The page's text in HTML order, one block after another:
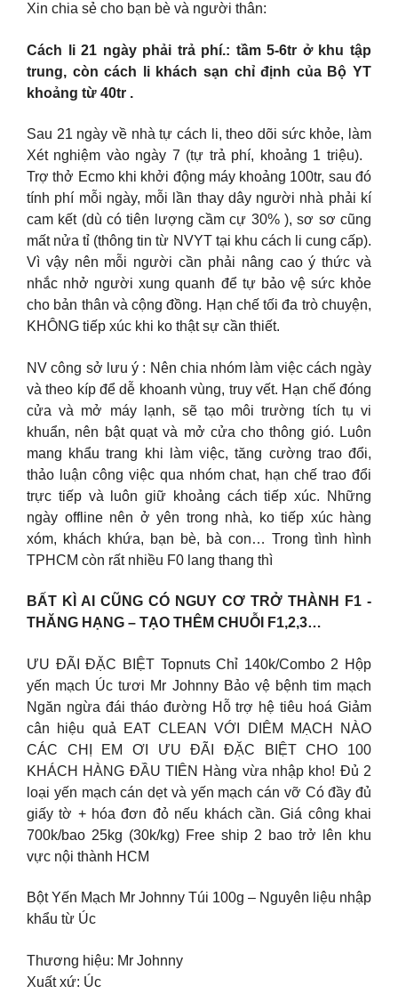
Xin chia sẻ cho bạn bè và người thân:
Cách li 21 ngày phải trả phí.: tầm 5-6tr ở khu tập
trung, còn cách li khách sạn chỉ định của Bộ YT
khoảng từ 40tr .
Sau 21 ngày về nhà tự cách li, theo dõi sức khỏe, làm
Xét nghiệm vào ngày 7 (tự trả phí, khoảng 1 triệu).
Trợ thở Ecmo khi khởi động máy khoảng 100tr, sau đó
tính phí mỗi ngày, mỗi lần thay dây người nhà phải kí
cam kết (dù có tiên lượng cầm cự 30% ), sơ sơ cũng
mất nửa tỉ (thông tin từ NVYT tại khu cách li cung cấp).
Vì vậy nên mỗi người cần phải nâng cao ý thức và
nhắc nhở người xung quanh để tự bảo vệ sức khỏe
cho bản thân và cộng đồng. Hạn chế tối đa trò chuyện,
KHÔNG tiếp xúc khi ko thật sự cần thiết.
NV công sở lưu ý : Nên chia nhóm làm việc cách ngày
và theo kíp để dễ khoanh vùng, truy vết. Hạn chế đóng
cửa và mở máy lạnh, sẽ tạo môi trường tích tụ vi
khuẩn, nên bật quạt và mở cửa cho thông gió. Luôn
mang khẩu trang khi làm việc, tăng cường trao đổi,
thảo luận công việc qua nhóm chat, hạn chế trao đổi
trực tiếp và luôn giữ khoảng cách tiếp xúc. Những
ngày offline nên ở yên trong nhà, ko tiếp xúc hàng
xóm, khách khứa, bạn bè, bà con… Trong tình hình
TPHCM còn rất nhiều F0 lang thang thì
BẤT KÌ AI CŨNG CÓ NGUY CƠ TRỞ THÀNH F1 -
THĂNG HẠNG – TẠO THÊM CHUỖI F1,2,3… ️
ƯU ĐÃI ĐẶC BIỆT Topnuts Chỉ 140k/Combo 2 Hộp
yến mạch Úc tươi Mr Johnny Bảo vệ bệnh tim mạch
Ngăn ngừa đái tháo đường Hỗ trợ hệ tiêu hoá Giảm
cân hiệu quả EAT CLEAN VỚI DIÊM MẠCH NÀO
CÁC CHỊ EM ƠI ƯU ĐÃI ĐẶC BIỆT CHO 100
KHÁCH HÀNG ĐẦU TIÊN Hàng vừa nhập kho! Đủ 2
loại yến mạch cán dẹt và yến mạch cán vỡ Có đầy đủ
giấy tờ + hóa đơn đỏ nếu khách cần. Giá công khai
700k/bao 25kg (30k/kg) Free ship 2 bao trở lên khu
vực nội thành HCM
Bột Yến Mạch Mr Johnny Túi 100g – Nguyên liệu nhập
khẩu từ Úc
Thương hiệu: Mr Johnny
Xuất xứ: Úc